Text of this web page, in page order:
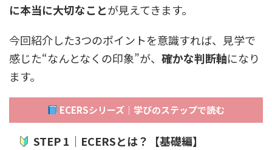
に本当に大切なことが見えてきます。
今回紹介した3つのポイントを意識すれば、見学で
感じた“なんとなくの印象”が、 確かな判断軸になり
ます。
ECERSシリーズ｜学びのステップで読む
STEP 1｜ECERSとは？【基礎編】